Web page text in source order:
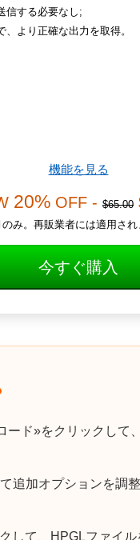
信する必要なし;
より正確な出力を取得。
機能を見る
20% OFF - $65.00
み。再販業者には適用され
今すぐ購入
ド»をクリックして、
追加オプションを調整
して、HPGLファイル